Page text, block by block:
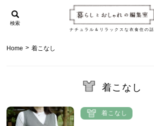
ナチュラル＆リラックスな衣食住の話
検索
Home > 着こなし
着こなし
着こなし